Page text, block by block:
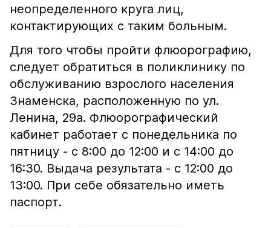
неопределенного круга лиц,
контактирующих с таким больным.
Для того чтобы пройти флюорографию,
следует обратиться в поликлинику по
обслуживанию взрослого населения
Знаменска, расположенную по ул.
Ленина, 29а. Флюорографический
кабинет работает с понедельника по
пятницу - с 8:00 до 12:00 и с 14:00 до
16:30. Выдача результата - с 12:00 до
13:00. При себе обязательно иметь
паспорт.